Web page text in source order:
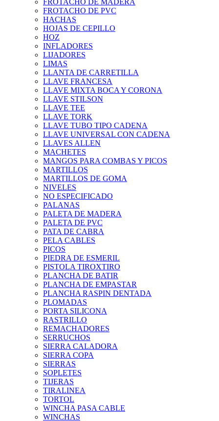
FROTACHO DE MADERA
FROTACHO DE PVC
HACHAS
HOJAS DE CEPILLO
HOZ
INFLADORES
LIJADORES
LIMAS
LLANTA DE CARRETILLA
LLAVE FRANCESA
LLAVE MIXTA BOCA Y CORONA
LLAVE STILSON
LLAVE TEE
LLAVE TORK
LLAVE TUBO TIPO CADENA
LLAVE UNIVERSAL CON CADENA
LLAVES ALLEN
MACHETES
MANGOS PARA COMBAS Y PICOS
MARTILLOS
MARTILLOS DE GOMA
NIVELES
NO ESPECIFICADO
PALANAS
PALETA DE MADERA
PALETA DE PVC
PATA DE CABRA
PELA CABLES
PICOS
PIEDRA DE ESMERIL
PISTOLA TIROXTIRO
PLANCHA DE BATIR
PLANCHA DE EMPASTAR
PLANCHA RASPIN DENTADA
PLOMADAS
PORTA SILICONA
RASTRILLO
REMACHADORES
SERRUCHOS
SIERRA CALADORA
SIERRA COPA
SIERRAS
SOPLETES
TIJERAS
TIRALINEA
TORTOL
WINCHA PASA CABLE
WINCHAS